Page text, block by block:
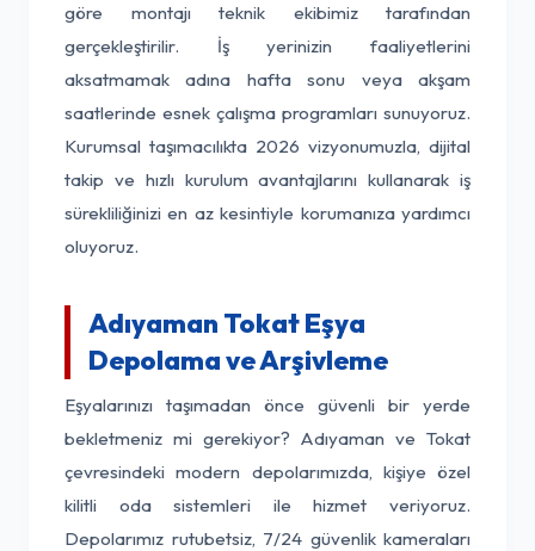
göre montajı teknik ekibimiz tarafından
gerçekleştirilir. İş yerinizin faaliyetlerini
aksatmamak adına hafta sonu veya akşam
saatlerinde esnek çalışma programları sunuyoruz.
Kurumsal taşımacılıkta 2026 vizyonumuzla, dijital
takip ve hızlı kurulum avantajlarını kullanarak iş
sürekliliğinizi en az kesintiyle korumanıza yardımcı
oluyoruz.
Adıyaman Tokat Eşya
Depolama ve Arşivleme
Eşyalarınızı taşımadan önce güvenli bir yerde
bekletmeniz mi gerekiyor? Adıyaman ve Tokat
çevresindeki modern depolarımızda, kişiye özel
kilitli oda sistemleri ile hizmet veriyoruz.
Depolarımız rutubetsiz, 7/24 güvenlik kameraları